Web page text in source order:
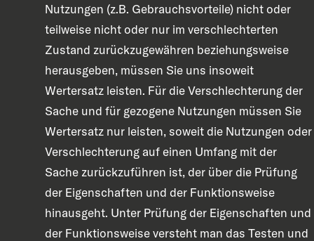
Nutzungen (z.B. Gebrauchsvorteile) nicht oder
teilweise nicht oder nur im verschlechterten
Zustand zurückzugewähren beziehungsweise
herausgeben, müssen Sie uns insoweit
Wertersatz leisten. Für die Verschlechterung der
Sache und für gezogene Nutzungen müssen Sie
Wertersatz nur leisten, soweit die Nutzungen oder
Verschlechterung auf einen Umfang mit der
Sache zurückzuführen ist, der über die Prüfung
der Eigenschaften und der Funktionsweise
hinausgeht. Unter Prüfung der Eigenschaften und
der Funktionsweise versteht man das Testen und